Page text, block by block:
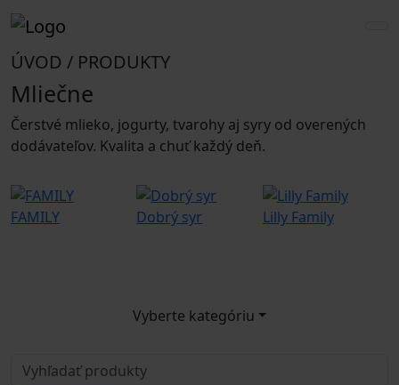
ÚVOD / PRODUKTY
Mliečne
Čerstvé mlieko, jogurty, tvarohy aj syry od overených
dodávateľov. Kvalita a chuť každý deň.
FAMILY Dobrý syr Lilly Family
Vyberte kategóriu